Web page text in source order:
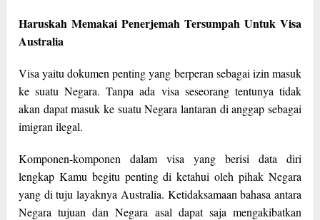
Haruskah Memakai Penerjemah Tersumpah Untuk Visa
Australia
Visa yaitu dokumen penting yang berperan sebagai izin masuk
ke suatu Negara. Tanpa ada visa seseorang tentunya tidak
akan dapat masuk ke suatu Negara lantaran di anggap sebagai
imigran ilegal.
Komponen-komponen dalam visa yang berisi data diri
lengkap Kamu begitu penting di ketahui oleh pihak Negara
yang di tuju layaknya Australia. Ketidaksamaan bahasa antara
Negara tujuan dan Negara asal dapat saja mengakibatkan